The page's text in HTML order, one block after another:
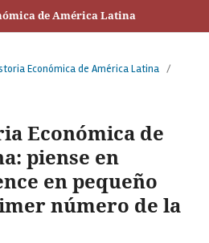
de América Latina
Económica de América Latina /
Económica de
piense en
en pequeño
número de la